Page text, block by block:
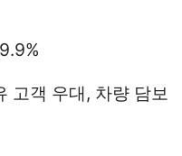
고객 우대, 차량 담보